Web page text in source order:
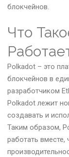
блокчейнов.
Что
Polkadot – это
блокчейнов в
разработчиком
Polkadot лежит
создавать и
Таким образом,
работать вместе,